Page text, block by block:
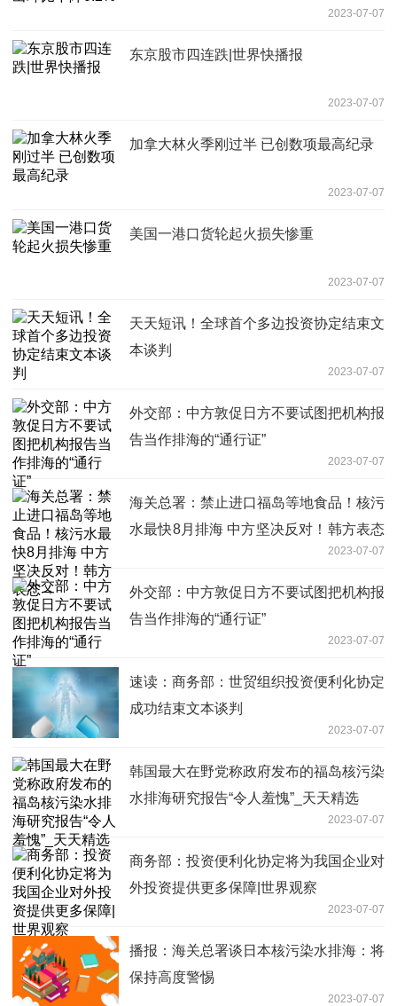
2023-07-07
东京股市四连跌|世界快播报
2023-07-07
加拿大林火季刚过半 已创数项最高纪录
2023-07-07
美国一港口货轮起火损失惨重
2023-07-07
天天短讯！全球首个多边投资协定结束文
本谈判
2023-07-07
外交部：中方敦促日方不要试图把机构报
告当作排海的“通行证”
2023-07-07
海关总署：禁止进口福岛等地食品！核污
水最快8月排海 中方坚决反对！韩方表态
2023-07-07
外交部：中方敦促日方不要试图把机构报
告当作排海的“通行证”
2023-07-07
速读：商务部：世贸组织投资便利化协定
成功结束文本谈判
2023-07-07
韩国最大在野党称政府发布的福岛核污染
水排海研究报告“令人羞愧”_天天精选
2023-07-07
商务部：投资便利化协定将为我国企业对
外投资提供更多保障|世界观察
2023-07-07
播报：海关总署谈日本核污染水排海：将
保持高度警惕
2023-07-07